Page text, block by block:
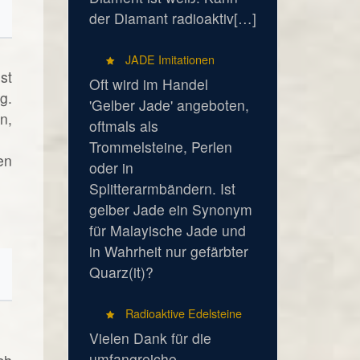
der Diamant radioaktiv[…]
JADE Imitationen
Oft wird im Handel
'Gelber Jade' angeboten,
oftmals als
Trommelsteine, Perlen
oder in
Splitterarmbändern. Ist
gelber Jade ein Synonym
für Malayische Jade und
in Wahrheit nur gefärbter
Quarz(it)?
Radioaktive Edelsteine
Vielen Dank für die